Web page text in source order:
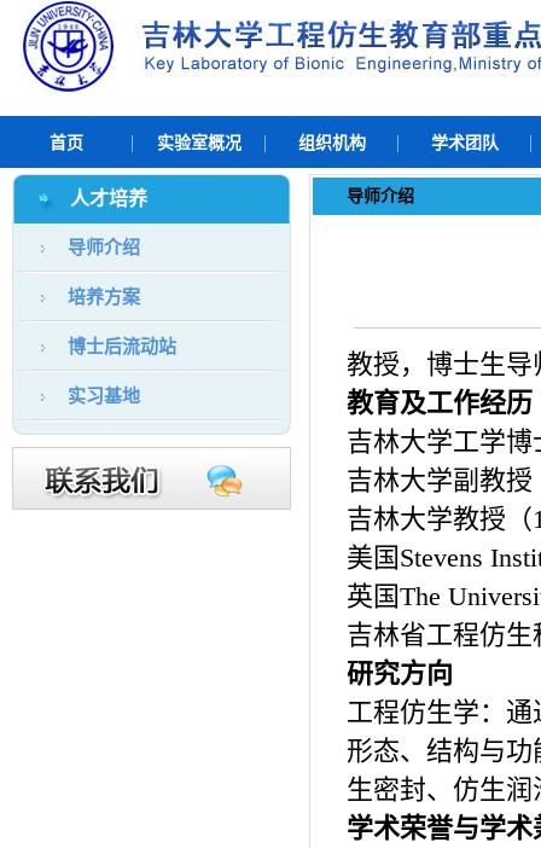
首页 实验室概况 组织机构 学术团队
人才培养
导师介绍
培养方案
博士后流动站
实习基地
导师介绍
教授，博士生导
教育及工作经历
吉林大学工学博
吉林大学副教授
吉林大学教授（
美国Stevens
英国The
吉林省工程仿生
研究方向
工程仿生学：
形态、结构与
生密封、仿生
学术荣誉与学术